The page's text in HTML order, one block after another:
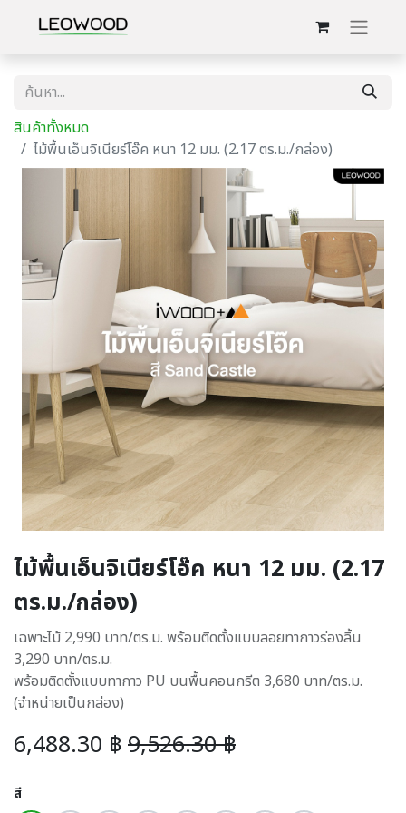
สินค้าทั้งหมด
ไม้พื้นเอ็นจิเนียร์โอ๊ค หนา 12 มม. (2.17 ตร.ม./กล่อง)
ไม้พื้นเอ็นจิเนียร์โอ๊ค หนา 12 มม. (2.17
ตร.ม./กล่อง)
เฉพาะไม้ 2,990 บาท/ตร.ม. พร้อมติดตั้งแบบลอยทากาวร่องลิ้น
3,290 บาท/ตร.ม.
พร้อมติดตั้งแบบทากาว PU บนพื้นคอนกรีต 3,680 บาท/ตร.ม.
(จำหน่ายเป็นกล่อง)
6,488.30 ฿9,526.30฿
สี